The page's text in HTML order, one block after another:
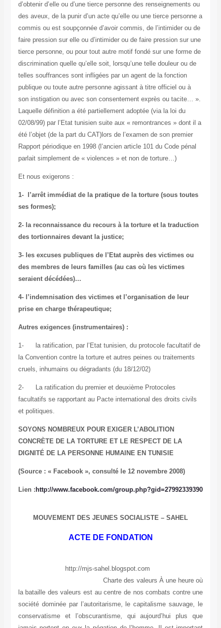
d’obtenir d’elle ou d’une tierce personne des renseignements ou
des aveux, de la punir d’un acte qu’elle ou une tierce personne a
commis ou est soupçonnée d’avoir commis, de l’intimider ou de
faire pression sur elle ou d’intimider ou de faire pression sur une
tierce personne, ou pour tout autre motif fondé sur une forme de
discrimination quelle qu’elle soit, lorsqu’une telle douleur ou de
telles souffrances sont infligées par un agent de la fonction
publique ou toute autre personne agissant à titre officiel ou à
son instigation ou avec son consentement exprès ou tacite… ».
Laquelle définition a été partiellement adoptée (via la loi du
02/08/99) par l’Etat tunisien suite aux « remontrances » dont il a
été l’objet (de la part du CAT)lors de l’examen de son premier
Rapport périodique en 1998 (l’ancien article 101 du Code pénal
parlait simplement de « violences » et non de torture…)
Et nous exigerons :
1-
l’arrêt immédiat de la pratique de la torture (sous toutes
ses formes);
2- la reconnaissance du recours à la torture et la traduction
des tortionnaires devant la justice;
3- les excuses publiques de l’Etat auprès des victimes ou
des membres de leurs familles (au cas où les victimes
seraient décédées)…
4- l’indemnisation des victimes et l’organisation de leur
prise en charge thérapeutique;
Autres exigences (instrumentaires) :
1-
la ratification, par l’Etat tunisien, du protocole facultatif de
la Convention contre la torture et autres peines ou traitements
cruels, inhumains ou dégradants (du 18/12/02)
2-
La ratification du premier et deuxième Protocoles
facultatifs se rapportant au Pacte international des droits civils
et politiques.
SOYONS NOMBREUX POUR EXIGER L’ABOLITION
CONCRÈTE DE LA TORTURE ET LE RESPECT DE LA
DIGNITÉ DE LA PERSONNE HUMAINE EN TUNISIE
(Source : « Facebook », consulté le 12 novembre 2008)
Lien : http://www.facebook.com/group.php?gid=27992339390
MOUVEMENT DES JEUNES SOCIALISTE – SAHEL
ACTE DE FONDATION
http://mjs-sahel.blogspot.com
Charte des valeurs À une heure où
la bataille des valeurs est au centre de nos combats contre une
société dominée par l’autoritarisme, le capitalisme sauvage, le
conservatisme et l’obscurantisme, qui aujourd’hui plus que